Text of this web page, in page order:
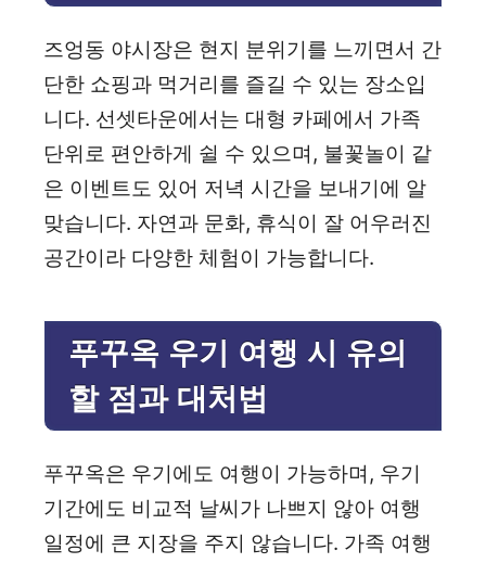
즈엉동 야시장은 현지 분위기를 느끼면서 간
단한 쇼핑과 먹거리를 즐길 수 있는 장소입
니다. 선셋타운에서는 대형 카페에서 가족
단위로 편안하게 쉴 수 있으며, 불꽃놀이 같
은 이벤트도 있어 저녁 시간을 보내기에 알
맞습니다. 자연과 문화, 휴식이 잘 어우러진
공간이라 다양한 체험이 가능합니다.
푸꾸옥 우기 여행 시 유의
할 점과 대처법
푸꾸옥은 우기에도 여행이 가능하며, 우기
기간에도 비교적 날씨가 나쁘지 않아 여행
일정에 큰 지장을 주지 않습니다. 가족 여행